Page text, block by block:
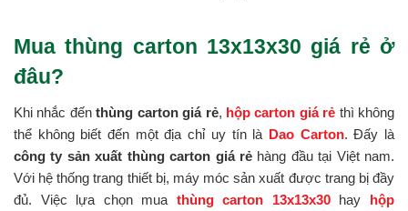
Mua thùng carton 13x13x30 giá rẻ ở
đâu?
Khi nhắc đếnthùng carton giá rẻ, hộp carton giá rẻ thì không
thể không biết đến một địa chỉ uy tín là Dao Carton. Đấy là
công ty sản xuất thùng carton giá rẻhàng đầu tại Việt nam.
Với hệ thống trang thiết bị, máy móc sản xuất được trang bị đầy
đủ. Việc lựa chọn mua thùng carton 13x13x30hay hộp